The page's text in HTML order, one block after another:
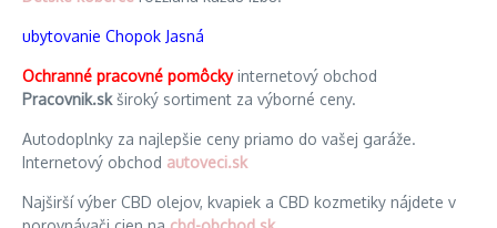
ubytovanie Chopok Jasná
Ochranné pracovné pomôckyinternetový obchod
Pracovnik.skširoký sortiment za výborné ceny.
Autodoplnky za najlepšie ceny priamo do vašej garáže.
Internetový obchod autoveci.sk
Najširší výber CBD olejov, kvapiek a CBD kozmetiky nájdete v